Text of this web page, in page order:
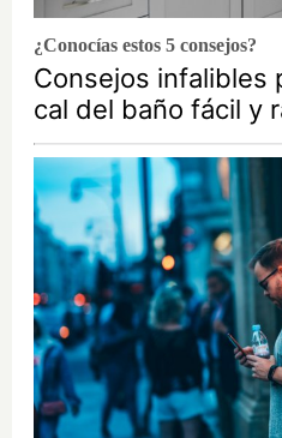
¿Conocías estos 5 consejos?
Consejos infalibles
cal del baño fácil y